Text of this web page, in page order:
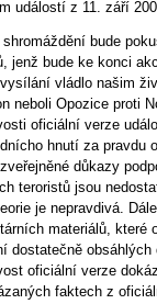
událostí z 11. září
bude
jenž bude ke konci
vládlo našim
neboli Opozice proti
oficiální verze
hnutí za pravdu
důkazy
teroristů jsou
je nepravdivá.
materiálů, které
dostatečně
oficiální verze
faktech z